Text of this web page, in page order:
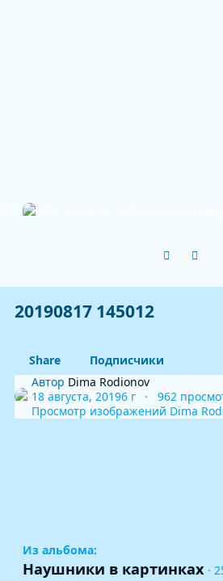
Previous
Next
20190817 145012
Share
Подписчики
Автор Dima Rodionov
18 августа, 20196 г
962
Просмотр изображений Dima
Из альбома:
Наушники в картинках ·